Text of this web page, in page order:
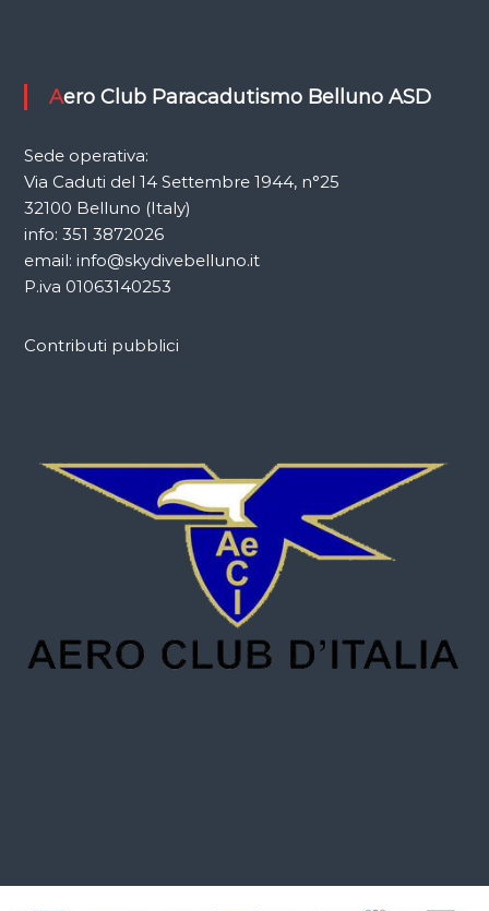
Aero Club Paracadutismo Belluno ASD
Sede operativa:
Via Caduti del 14 Settembre 1944, n°25
32100 Belluno (Italy)
info: 351 3872026
email: info@skydivebelluno.it
P.iva 01063140253
Contributi pubblici